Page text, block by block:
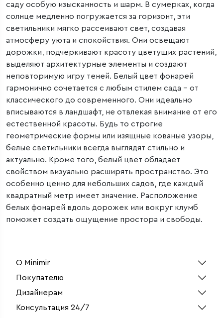
саду особую изысканность и шарм. В сумерках, когда
солнце медленно погружается за горизонт, эти
светильники мягко рассеивают свет, создавая
атмосферу уюта и спокойствия. Они освещают
дорожки, подчеркивают красоту цветущих растений,
выделяют архитектурные элементы и создают
неповторимую игру теней. Белый цвет фонарей
гармонично сочетается с любым стилем сада – от
классического до современного. Они идеально
вписываются в ландшафт, не отвлекая внимание от его
естественной красоты. Будь то строгие
геометрические формы или изящные кованые узоры,
белые светильники всегда выглядят стильно и
актуально. Кроме того, белый цвет обладает
свойством визуально расширять пространство. Это
особенно ценно для небольших садов, где каждый
квадратный метр имеет значение. Расположение
белых фонарей вдоль дорожек или вокруг клумб
поможет создать ощущение простора и свободы.
О Minimir
Покупателю
Дизайнерам
Консультация 24/7